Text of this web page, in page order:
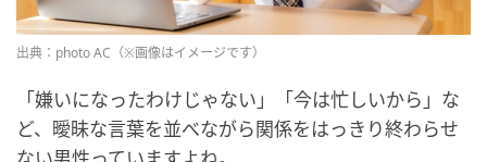
出典：photo AC（※画像はイメージです）
「嫌いになったわけじゃない」「今は忙しいから」な
ど、曖昧な言葉を並べながら関係をはっきり終わらせ